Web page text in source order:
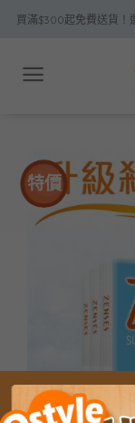
Skip買滿$300起免費送貨！
特價